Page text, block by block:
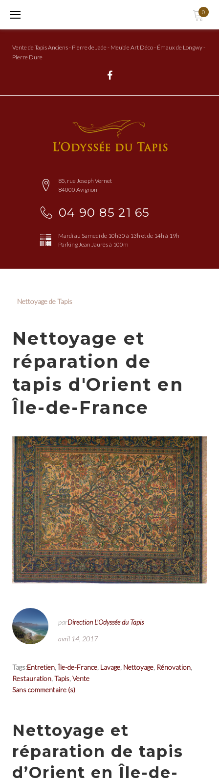
0
Vente de Tapis Anciens - Pierre de Jade - Meuble Art Déco - Émaux de Longwy -
Pierre Dure
85, rue Joseph Vernet
84000 Avignon
04 90 85 21 65
Mardi au Samedi de 10h30 à 13h et de 14h à 19h
Parking Jean Jaurès à 100m
Nettoyage de Tapis
Nettoyage et
réparation de
tapis d'Orient en
Île-de-France
parDirection L'Odyssée du Tapis
avril 14, 2017
Tags:Entretien,Île-de-France, Lavage, Nettoyage, Rénovation,
Restauration,Tapis,Vente
Sans commentaire (s)
Nettoyage et
réparation de tapis
d’Orient en Île-de-